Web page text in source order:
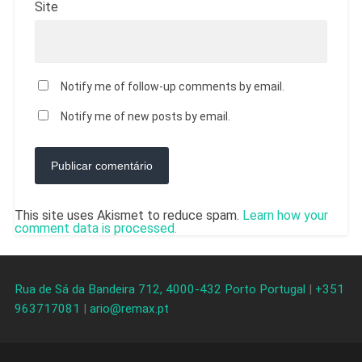
Site
Notify me of follow-up comments by email.
Notify me of new posts by email.
This site uses Akismet to reduce spam. Learn how your
comment data is processed.
Rua de Sá da Bandeira 712, 4000-432 Porto Portugal | +351
963717081 | ario@remax.pt